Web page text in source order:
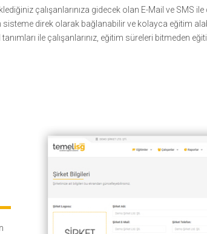
çalışanlarınıza gidecek olan E-Mail ve SMS
direk olarak bağlanabilir ve kolayca eğitim
ile çalışanlarınız, eğitim süreleri bitmeden